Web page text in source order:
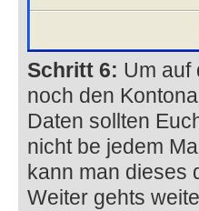
Schritt 6: Um auf
noch den
Daten sollten
nicht be jedem
kann man dieses
Weiter gehts